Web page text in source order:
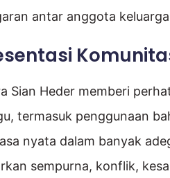
antar anggota
Sian Heder memberi
termasuk penggunaan
nyata dalam banyak
sempurna, konflik,